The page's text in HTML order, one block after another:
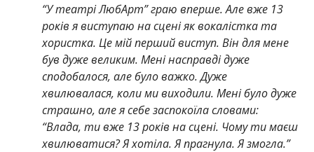
“У театрі ЛюбАрт” граю вперше. Але вже 13
років я виступаю на сцені як вокалістка та
хористка. Це мій перший виступ. Він для мене
був дуже великим. Мені насправді дуже
сподобалося, але було важко. Дуже
хвилювалася, коли ми виходили. Мені було дуже
страшно, але я себе заспокоїла словами:
“Влада, ти вже 13 років на сцені. Чому ти маєш
хвилюватися?Я хотіла. Я прагнула. Я змогла.”